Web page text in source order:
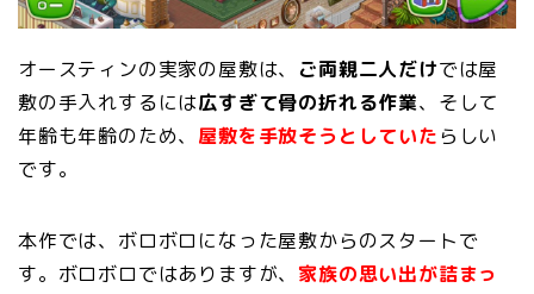
オースティンの実家の屋敷は、 ご両親二人だけでは屋
敷の手入れするには広すぎて骨の折れる作業、そして
年齢も年齢のため、 屋敷を手放そうとしていたらしい
です。
本作では、ボロボロになった屋敷からのスタートで
す。ボロボロではありますが、 家族の思い出が詰まっ